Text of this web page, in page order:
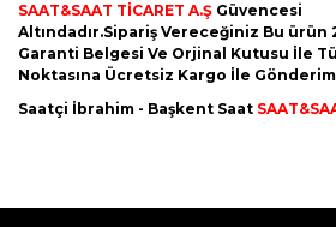
SAAT&SAAT TİCARET A.Ş Güvencesi
Altındadır.Sipariş Vereceğiniz Bu ürün
Garanti Belgesi Ve Orjinal Kutusu İle
Noktasına Ücretsiz Kargo İle
Saatçi İbrahim - Başkent Saat
konularda yetersiz gördüğünüz